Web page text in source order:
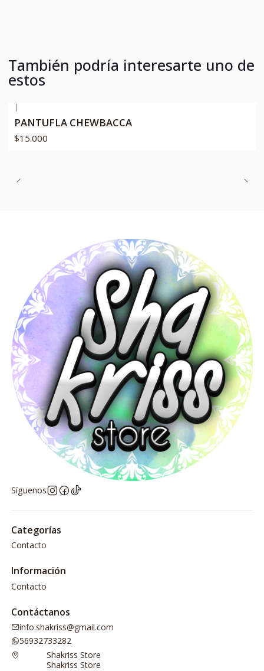
También podría interesarte uno de
estos
|
PANTUFLA CHEWBACCA
$15.000
Síguenos
Categorías
Contacto
Información
Contacto
Contáctanos
info.shakriss@gmail.com
56932733282
Shakriss Store
Shakriss Store